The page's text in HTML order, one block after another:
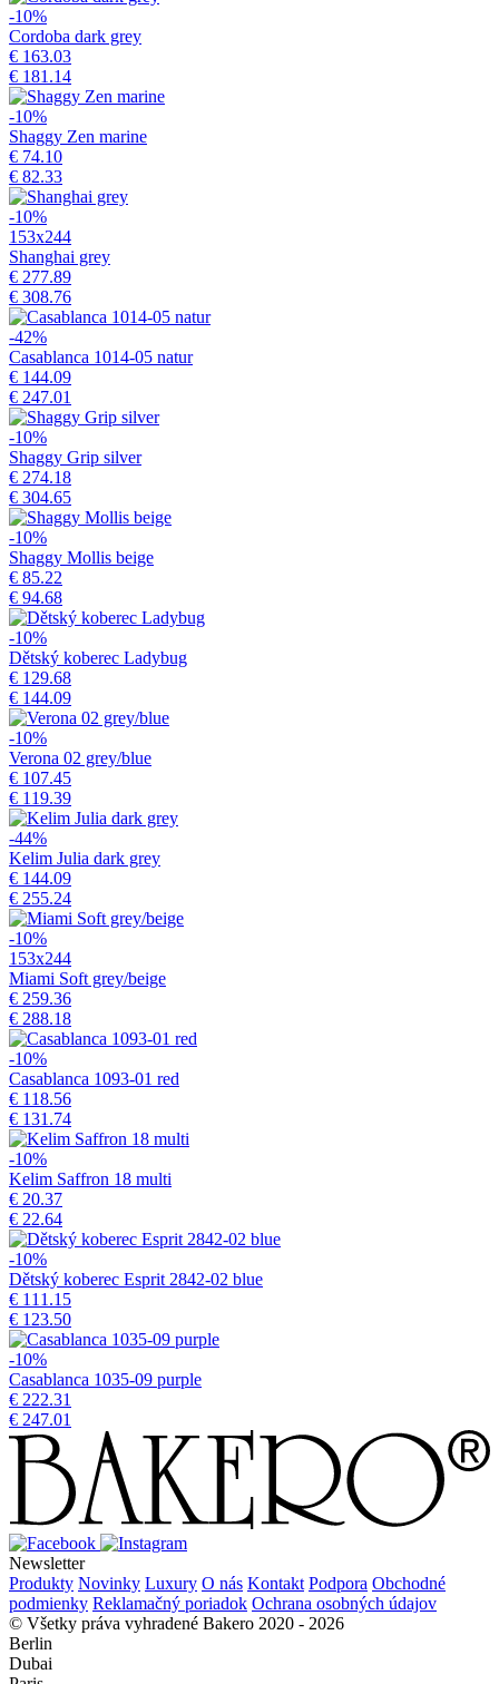
-10%
Cordoba dark grey
€ 163.03
€ 181.14
-10%
Shaggy Zen marine
€ 74.10
€ 82.33
-10%
153x244
Shanghai grey
€ 277.89
€ 308.76
-42%
Casablanca 1014-05 natur
€ 144.09
€ 247.01
-10%
Shaggy Grip silver
€ 274.18
€ 304.65
-10%
Shaggy Mollis beige
€ 85.22
€ 94.68
-10%
Dětský koberec Ladybug
€ 129.68
€ 144.09
-10%
Verona 02 grey/blue
€ 107.45
€ 119.39
-44%
Kelim Julia dark grey
€ 144.09
€ 255.24
-10%
153x244
Miami Soft grey/beige
€ 259.36
€ 288.18
-10%
Casablanca 1093-01 red
€ 118.56
€ 131.74
-10%
Kelim Saffron 18 multi
€ 20.37
€ 22.64
-10%
Dětský koberec Esprit 2842-02 blue
€ 111.15
€ 123.50
-10%
Casablanca 1035-09 purple
€ 222.31
€ 247.01
Newsletter
Produkty Novinky Luxury O nás Kontakt Podpora Obchodné
podmienky Reklamačný poriadok Ochrana osobných údajov
© Všetky práva vyhradené Bakero 2020 - 2026
Berlin
Dubai